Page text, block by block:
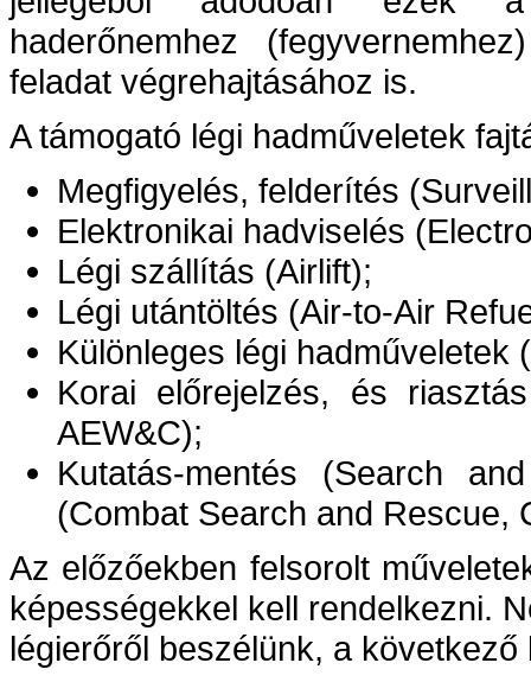
haderőnemhez
feladat végrehajtásához is.
A támogató légi hadműveletek
Megfigyelés, felderítés
Elektronikai hadviselés
Légi szállítás (Airlift);
Légi utántöltés (Air-to-Air
Különleges légi hadműveletek
Korai előrejelzés, és
AEW&C);
Kutatás-mentés (Search
(Combat Search and Rescue,
Az előzőekben felsorolt
képességekkel kell rendelkezni.
légierőről beszélünk, a